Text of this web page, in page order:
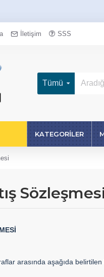
İletişim SSS
Tümü
KATEGORILER
Sözleşmesi
arasında aşağıda